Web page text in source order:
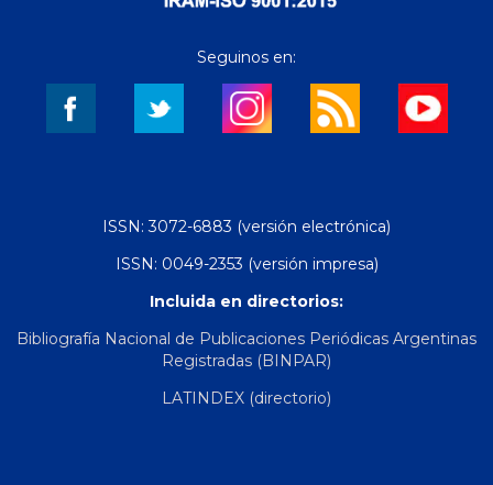
Seguinos en:
ISSN: 3072-6883 (versión electrónica)
ISSN: 0049-2353 (versión impresa)
Incluida en directorios:
Bibliografía Nacional de Publicaciones Periódicas Argentinas
Registradas (BINPAR)
LATINDEX (directorio)